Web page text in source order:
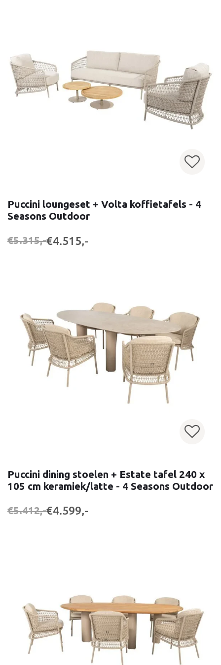
Puccini loungeset + Volta koffietafels - 4
Seasons Outdoor
€5.315,-€4.515,-
Puccini dining stoelen + Estate tafel 240 x
105 cm keramiek/latte - 4 Seasons Outdoor
€5.412,-€4.599,-